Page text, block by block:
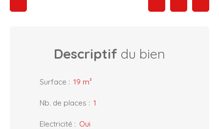
Descriptif du bien
Surface : 19 m²
Nb. de places : 1
Electricité : Oui